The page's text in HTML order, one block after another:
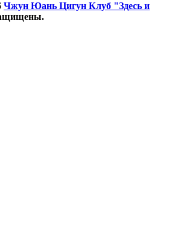
Чжун Юань Цигун Клуб "Здесь и